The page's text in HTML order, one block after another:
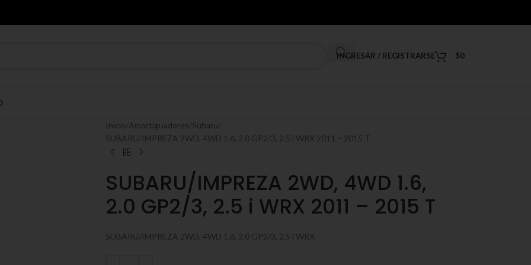
INGRESAR / REGISTRARSE $0
Inicio Amortiguadores Subaru
SUBARU/IMPREZA 2WD, 4WD 1.6, 2.0 GP2/3, 2.5 i WRX 2011 – 2015 T
SUBARU/IMPREZA 2WD, 4WD 1.6,
2.0 GP2/3, 2.5 i WRX 2011 – 2015 T
SUBARU/IMPREZA 2WD, 4WD 1.6, 2.0 GP2/3, 2.5 i WRX